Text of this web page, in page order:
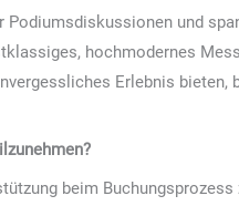
und
hochmodernes
Erlebnis bieten,
beim Buchungsprozess